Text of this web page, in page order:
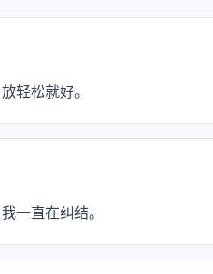
轻松就好。
一直在纠结。